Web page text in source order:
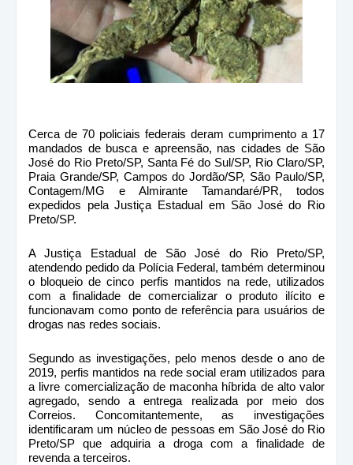
Cerca de 70 policiais federais deram cumprimento a 17
mandados de busca e apreensão, nas cidades de São
José do Rio Preto/SP, Santa Fé do Sul/SP, Rio Claro/SP,
Praia Grande/SP, Campos do Jordão/SP, São Paulo/SP,
Contagem/MG e Almirante Tamandaré/PR, todos
expedidos pela Justiça Estadual em São José do Rio
Preto/SP.
A Justiça Estadual de São José do Rio Preto/SP,
atendendo pedido da Polícia Federal, também determinou
o bloqueio de cinco perfis mantidos na rede, utilizados
com a finalidade de comercializar o produto ilícito e
funcionavam como ponto de referência para usuários de
drogas nas redes sociais.
Segundo as investigações, pelo menos desde o ano de
2019, perfis mantidos na rede social eram utilizados para
a livre comercialização de maconha híbrida de alto valor
agregado, sendo a entrega realizada por meio dos
Correios. Concomitantemente, as investigações
identificaram um núcleo de pessoas em São José do Rio
Preto/SP que adquiria a droga com a finalidade de
revenda a terceiros.